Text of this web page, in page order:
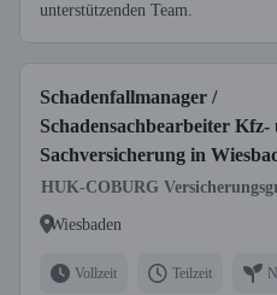
unterstützenden Team.
Schadenfallmanager /
Schadensachbearbeiter Kfz-
Sachversicherung in
HUK-COBURG
Wiesbaden
Vollzeit Teilzeit